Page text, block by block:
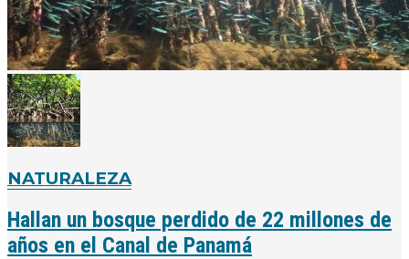
NATURALEZA
Hallan un bosque perdido de 22 millones de
años en el Canal de Panamá